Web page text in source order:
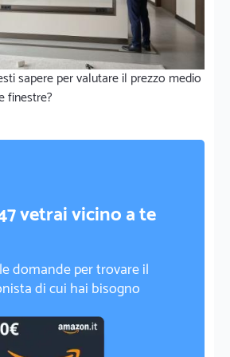
sapere per valutare il prezzo medio
finestre?
vetrai vicino a te
domande per trovare il
di cui hai bisogno